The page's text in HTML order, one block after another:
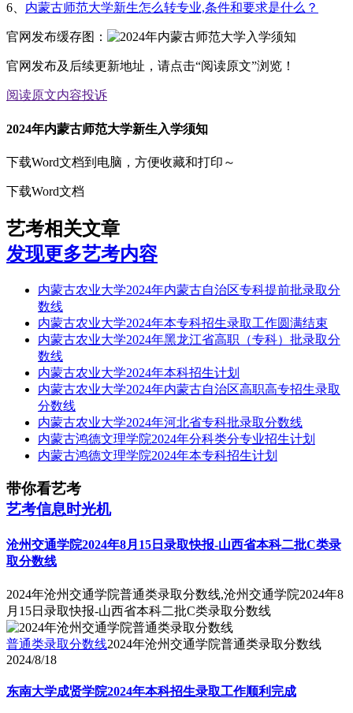
6、 内蒙古师范大学新生怎么转专业,条件和要求是什么？
官网发布缓存图：
官网发布及后续更新地址，请点击“阅读原文”浏览！
阅读原文内容投诉
2024年内蒙古师范大学新生入学须知
下载Word文档到电脑，方便收藏和打印～
下载Word文档
艺考相关文章
发现更多艺考内容
内蒙古农业大学2024年内蒙古自治区专科提前批录取分
数线
内蒙古农业大学2024年本专科招生录取工作圆满结束
内蒙古农业大学2024年黑龙江省高职（专科）批录取分
数线
内蒙古农业大学2024年本科招生计划
内蒙古农业大学2024年内蒙古自治区高职高专招生录取
分数线
内蒙古农业大学2024年河北省专科批录取分数线
内蒙古鸿德文理学院2024年分科类分专业招生计划
内蒙古鸿德文理学院2024年本专科招生计划
带你看艺考
艺考信息时光机
沧州交通学院2024年8月15日录取快报-山西省本科二批C类录
取分数线
2024年沧州交通学院普通类录取分数线,沧州交通学院2024年8
月15日录取快报-山西省本科二批C类录取分数线
普通类录取分数线2024年沧州交通学院普通类录取分数线
2024/8/18
东南大学成贤学院2024年本科招生录取工作顺利完成